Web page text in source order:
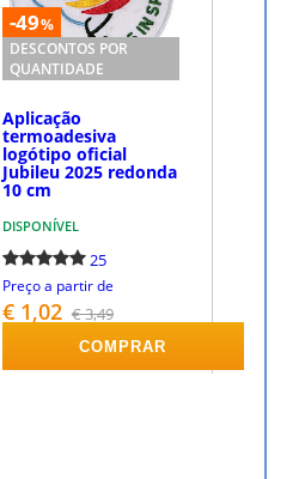
-49%
DESCONTOS POR
QUANTIDADE
Aplicação
termoadesiva
logótipo oficial
Jubileu 2025 redonda
10 cm
DISPONÍVEL
25
Preço a partir de
€ 1,02 € 3,49
COMPRAR